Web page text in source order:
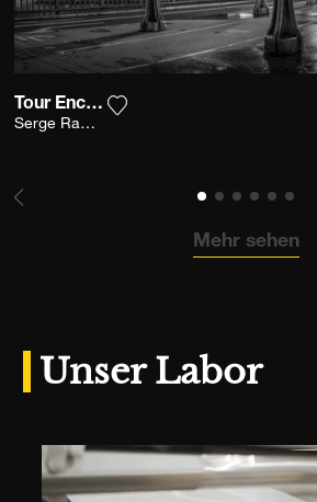
Tour Encadrée
Serge Ramelli
Mehr sehen
Unser Labor